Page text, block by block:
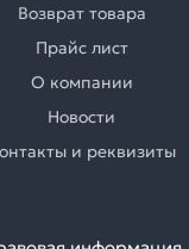
Возврат товара
Прайс лист
О компании
Новости
и реквизиты